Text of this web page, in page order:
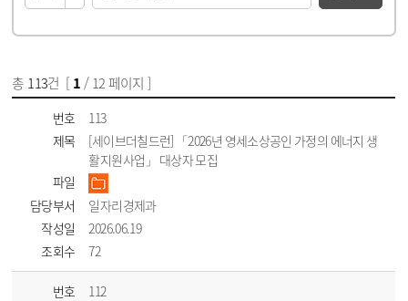
총 113건 [ 1 / 12 페이지 ]
번호
113
제목
[세이브더칠드런] 「2026년 영세소상공인 가정의 에너지 생
활지원사업」 대상자 모집
파일
담당부서
일자리경제과
작성일
2026.06.19
조회수
72
번호
112